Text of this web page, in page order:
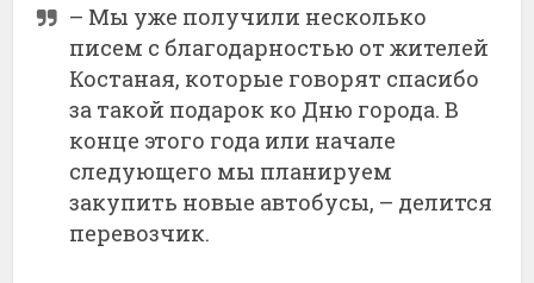
– Мы уже получили несколько
писем с благодарностью от жителей
Костаная, которые говорят спасибо
за такой подарок ко Дню города. В
конце этого года или начале
следующего мы планируем
закупить новые автобусы, – делится
перевозчик.